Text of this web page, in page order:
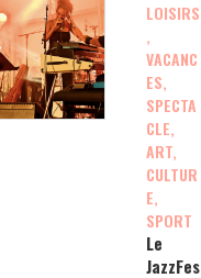
LOISIRS
,
VACANC
ES,
SPECTA
CLE,
ART,
CULTUR
E,
SPORT
Le
JazzFes